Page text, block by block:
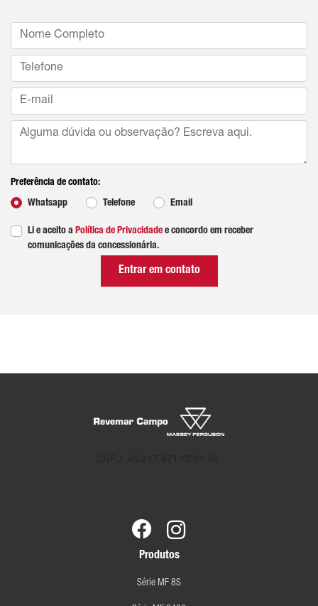
Preferência de contato:
Whatsapp Telefone Email
Li e aceito a Política de Privacidade e concordo em receber
comunicações da concessionária.
Entrar em contato
Produtos
Série MF 8S